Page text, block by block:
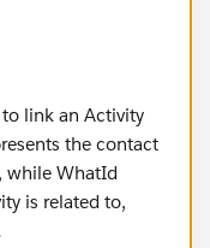
link an Activity
the contact
while WhatId
is related to,